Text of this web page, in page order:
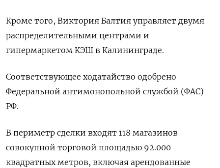
Кроме того, Виктория Балтия управляет двумя
распределительными центрами и
гипермаркетом КЭШ в Калининграде.
Соответствующее ходатайство одобрено
Федеральной антимонопольной службой (ФАС)
РФ.
В периметр сделки входят 118 магазинов
совокупной торговой площадью 92.000
квадратных метров, включая арендованные